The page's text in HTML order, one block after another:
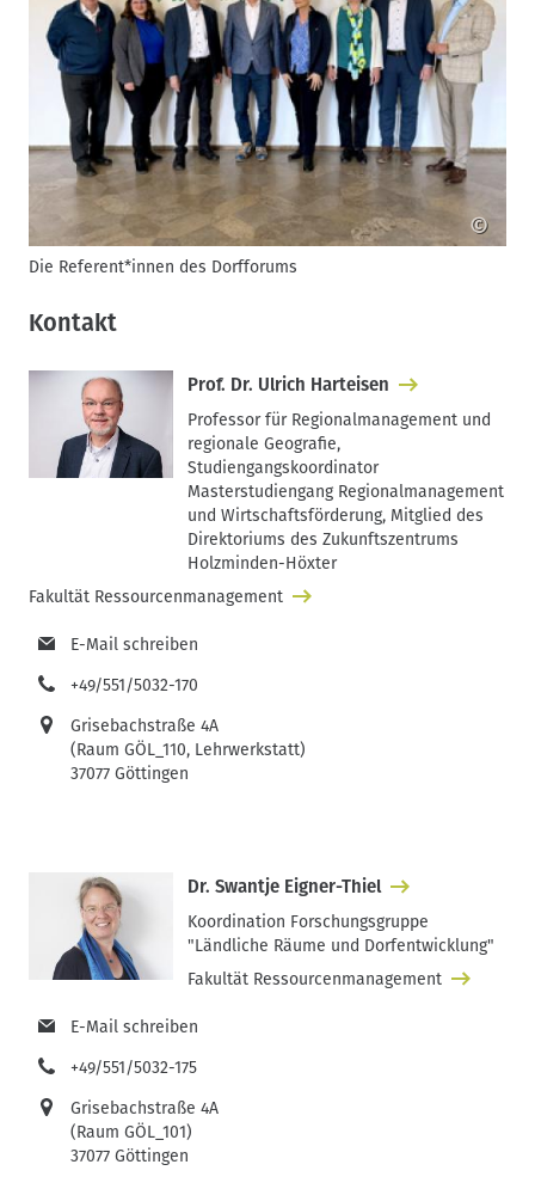
©
Die Referent*innen des Dorfforums
Kontakt
Prof. Dr. Ulrich Harteisen
Professor für Regionalmanagement und
regionale Geografie,
Studiengangskoordinator
Masterstudiengang Regionalmanagement
und Wirtschaftsförderung, Mitglied des
Direktoriums des Zukunftszentrums
Holzminden-Höxter
Fakultät Ressourcenmanagement
E-Mail schreiben
+49/551/5032-170
Grisebachstraße 4A
(Raum GÖL_110, Lehrwerkstatt)
37077 Göttingen
Dr. Swantje Eigner-Thiel
Koordination Forschungsgruppe
"Ländliche Räume und Dorfentwicklung"
Fakultät Ressourcenmanagement
E-Mail schreiben
+49/551/5032-175
Grisebachstraße 4A
(Raum GÖL_101)
37077 Göttingen